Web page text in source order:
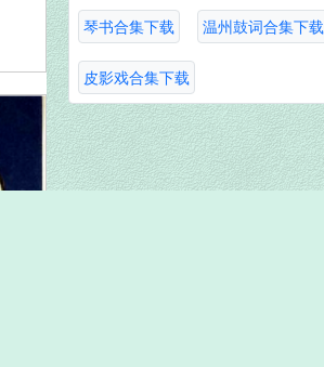
琴书合集下载 温州鼓词合集下载
皮影戏合集下载